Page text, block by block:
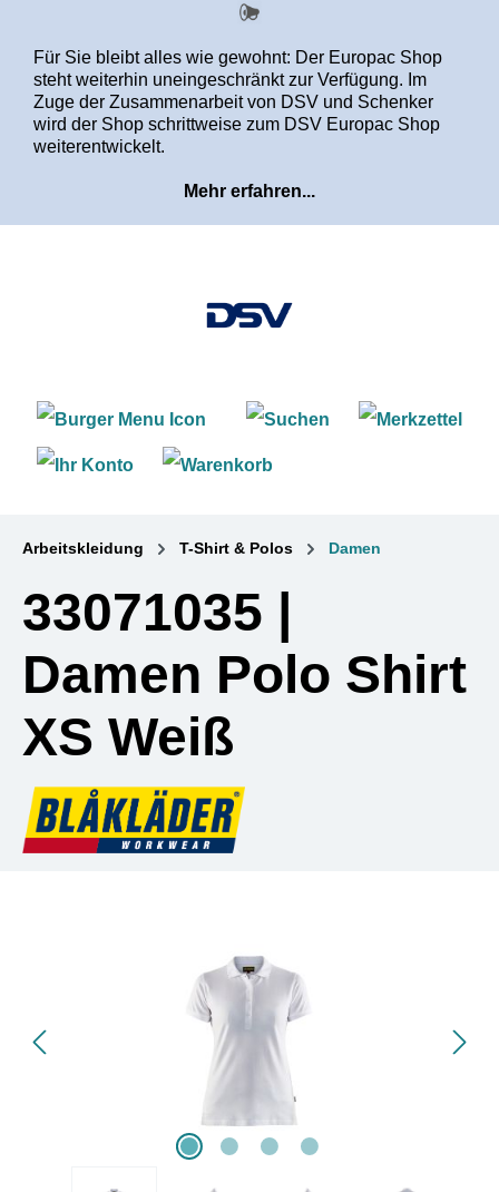
Für Sie bleibt alles wie gewohnt: Der Europac Shop
steht weiterhin uneingeschränkt zur Verfügung. Im
Zuge der Zusammenarbeit von DSV und Schenker
wird der Shop schrittweise zum DSV Europac Shop
weiterentwickelt.
Mehr erfahren...
Arbeitskleidung T-Shirt & Polos Damen
33071035 |
Damen Polo Shirt
XS Weiß